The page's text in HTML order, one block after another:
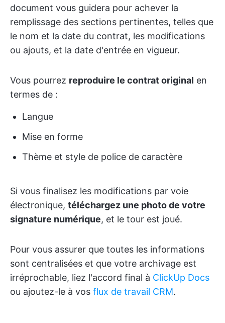
document vous guidera pour achever la
remplissage des sections pertinentes, telles que
le nom et la date du contrat, les modifications
ou ajouts, et la date d'entrée en vigueur.
Vous pourrez reproduire le contrat original en
termes de :
Langue
Mise en forme
Thème et style de police de caractère
Si vous finalisez les modifications par voie
électronique, téléchargez une photo de votre
signature numérique, et le tour est joué.
Pour vous assurer que toutes les informations
sont centralisées et que votre archivage est
irréprochable, liez l'accord final à ClickUp Docs
ou ajoutez-le à vos flux de travail CRM.